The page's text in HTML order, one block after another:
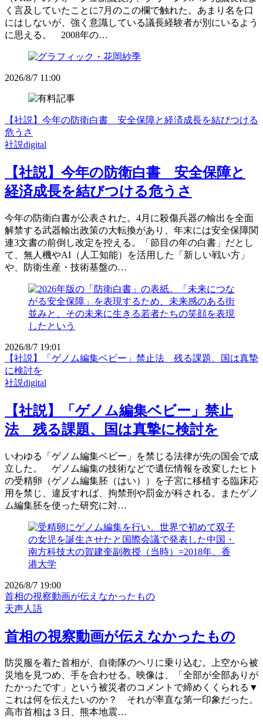
く言及していたことに7月のこの欄で触れた。あまり名を口
にはしないが、強く意識している議長経験者が別にいるよう
に思える。 2008年の…
2026/8/7 11:00
【社説】今年の防衛白書 安全保障と経済成長を結びつける
危うさ
社説digital
【社説】今年の防衛白書 安全保障と
経済成長を結びつける危うさ
今年の防衛白書が公表された。4月に殺傷兵器の輸出を全面
解禁する武器輸出政策の大転換があり、年末には安全保障関
連3文書の前倒し改定を控える。「節目の年の白書」だとし
て、無人機やAI（人工知能）を活用した「新しい戦い方」
や、防衛生産・技術基盤の…
2026/8/7 19:01
【社説】「ゲノム編集ベビー」禁止法 残る課題、国は真摯
に検討を
社説digital
【社説】「ゲノム編集ベビー」禁止
法 残る課題、国は真摯に検討を
いわゆる「ゲノム編集ベビー」を禁じる法律が先の国会で成
立した。 ゲノム編集の技術などで遺伝情報を改変したヒト
の受精卵（ゲノム編集胚（はい））を子宮に移植する臨床応
用を禁じ、違反すれば、拘禁刑や罰金が科される。またゲノ
ム編集胚を使った研究に対…
2026/8/7 19:00
首相の視察動画が伝えなかったもの
天声人語
首相の視察動画が伝えなかったもの
防災服を着た首相が、自衛隊のヘリに乗り込む。上空から被
災地を見つめ、手を合わせる。映像は、「全部が全部ありが
たかったです」という被災者のコメントで締めくくられる▼
これは何を伝えたいのか？ それが率直な第一印象だった。
高市首相は３日、熊本地震…